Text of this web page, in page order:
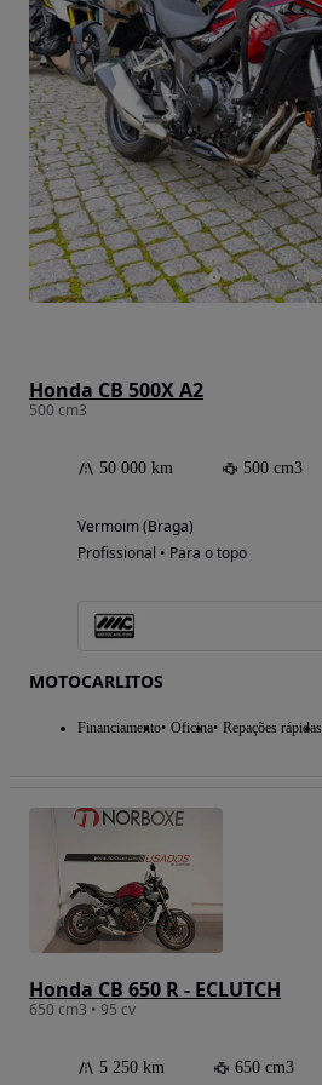
Honda CB 500X A2
500 cm3
50 000 km 500 cm3
Vermoim (Braga)
Profissional • Para o topo
MOTOCARLITOS
Financiamento Oficina Repações rápidas
Honda CB 650 R - ECLUTCH
650 cm3 • 95 cv
5 250 km 650 cm3